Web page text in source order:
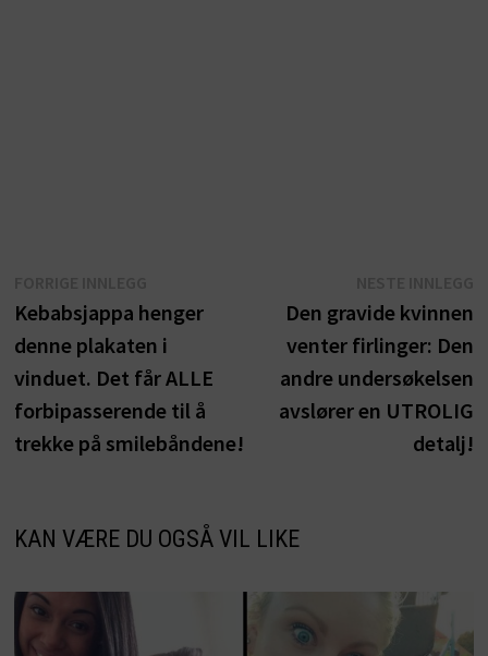
innlegg:
Kebabsjappa henger
denne plakaten i
vinduet. Det får ALLE
forbipasserende til å
trekke på smilebåndene!
Den gravide kvinnen
venter firlinger: Den
andre undersøkelsen
avslører en UTROLIG
detalj!
KAN VÆRE DU OGSÅ VIL LIKE